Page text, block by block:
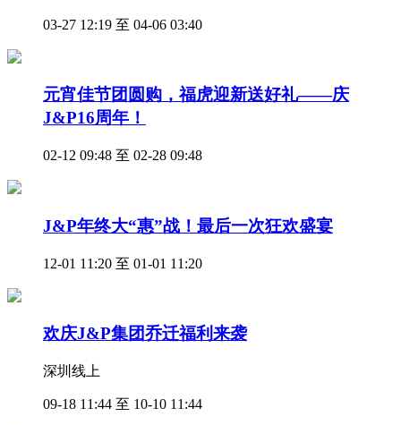
03-27 12:19 至 04-06 03:40
元宵佳节团圆购，福虎迎新送好礼——庆
J&P16周年！
02-12 09:48 至 02-28 09:48
J&P年终大“惠”战！最后一次狂欢盛宴
12-01 11:20 至 01-01 11:20
欢庆J&P集团乔迁福利来袭
深圳线上
09-18 11:44 至 10-10 11:44